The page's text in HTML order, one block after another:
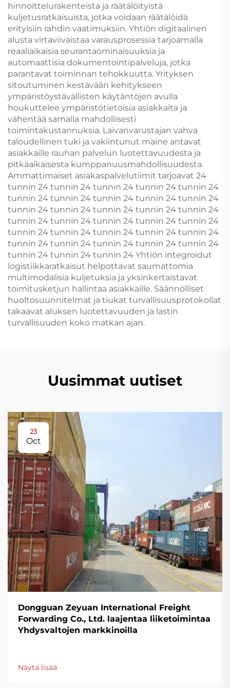
hinnoittelurakenteista ja räätälöityistä
kuljetusratkaisuista, jotka voidaan räätälöidä
erityisiin rahdin vaatimuksiin. Yhtiön digitaalinen
alusta virtaviivaistaa varausprosessia tarjoamalla
reaaliaikaisia seurantaominaisuuksia ja
automaattisia dokumentointipalveluja, jotka
parantavat toiminnan tehokkuutta. Yrityksen
sitoutuminen kestävään kehitykseen
ympäristöystävällisten käytäntöjen avulla
houkuttelee ympäristötietoisia asiakkaita ja
vähentää samalla mahdollisesti
toimintakustannuksia. Laivanvarustajan vahva
taloudellinen tuki ja vakiintunut maine antavat
asiakkaille rauhan palvelun luotettavuudesta ja
pitkäaikaisesta kumppanuusmahdollisuudesta.
Ammattimaiset asiakaspalvelutiimit tarjoavat 24
tunnin 24 tunnin 24 tunnin 24 tunnin 24 tunnin 24
tunnin 24 tunnin 24 tunnin 24 tunnin 24 tunnin 24
tunnin 24 tunnin 24 tunnin 24 tunnin 24 tunnin 24
tunnin 24 tunnin 24 tunnin 24 tunnin 24 tunnin 24
tunnin 24 tunnin 24 tunnin 24 tunnin 24 tunnin 24
tunnin 24 tunnin 24 tunnin 24 tunnin 24 tunnin 24
tunnin 24 tunnin 24 tunnin 24 Yhtiön integroidut
logistiikkaratkaisut helpottavat saumattomia
multimodalisia kuljetuksia ja yksinkertaistavat
toimitusketjun hallintaa asiakkaille. Säännölliset
huoltosuunnitelmat ja tiukat turvallisuusprotokollat
takaavat aluksen luotettavuuden ja lastin
turvallisuuden koko matkan ajan.
Uusimmat uutiset
23
Oct
Dongguan Zeyuan International Freight
Forwarding Co., Ltd. laajentaa liiketoimintaa
Yhdysvaltojen markkinoilla
Näytä lisää